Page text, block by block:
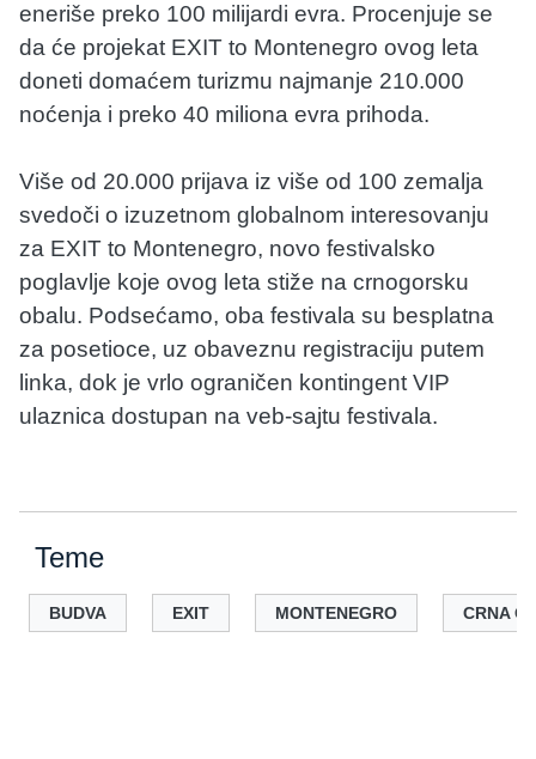
eneriše preko 100 milijardi evra. Procenjuje se
da će projekat EXIT to Montenegro ovog leta
doneti domaćem turizmu najmanje 210.000
noćenja i preko 40 miliona evra prihoda.
Više od 20.000 prijava iz više od 100 zemalja
svedoči o izuzetnom globalnom interesovanju
za EXIT to Montenegro, novo festivalsko
poglavlje koje ovog leta stiže na crnogorsku
obalu. Podsećamo, oba festivala su besplatna
za posetioce, uz obaveznu registraciju putem
linka, dok je vrlo ograničen kontingent VIP
ulaznica dostupan na veb-sajtu festivala.
Teme
BUDVA EXIT MONTENEGRO CRNA